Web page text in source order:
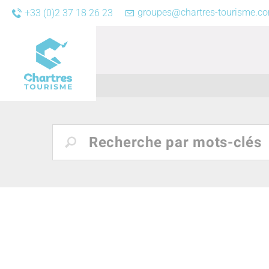
+33 (0)2 37 18 26 23 groupes@chartres-
Accueil/Rechercher